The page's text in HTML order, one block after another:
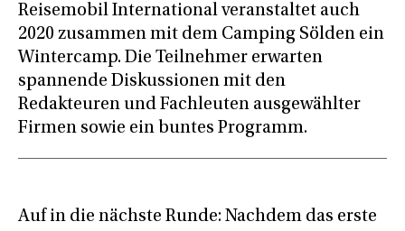
Reisemobil International veranstaltet auch
2020 zusammen mit dem Camping Sölden ein
Wintercamp. Die Teilnehmer erwarten
spannende Diskussionen mit den
Redakteuren und Fachleuten ausgewählter
Firmen sowie ein buntes Programm.
Auf in die nächste Runde: Nachdem das erste